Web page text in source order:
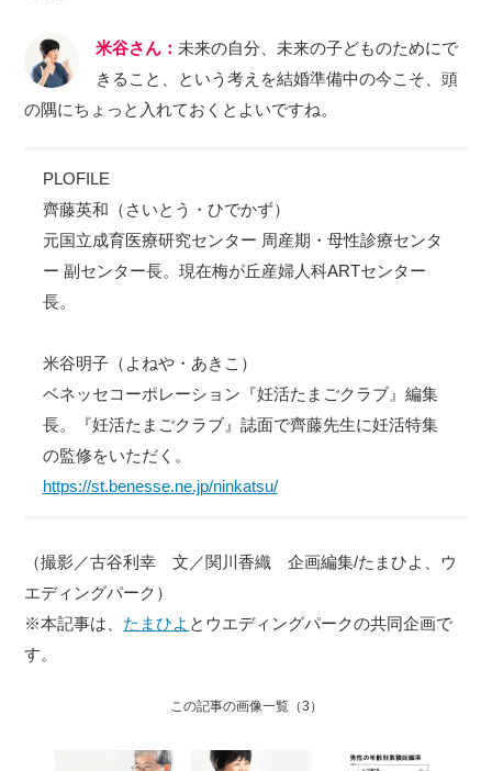
米谷さん：未来の自分、未来の子どものためにで
きること、という考えを結婚準備中の今こそ、頭
の隅にちょっと入れておくとよいですね。
PLOFILE
齊藤英和（さいとう・ひでかず）
元国立成育医療研究センター 周産期・母性診療センタ
ー 副センター長。現在梅が丘産婦人科ARTセンター
長。
米谷明子（よねや・あきこ）
ベネッセコーポレーション『妊活たまごクラブ』編集
長。『妊活たまごクラブ』誌面で齊藤先生に妊活特集
の監修をいただく。
https://st.benesse.ne.jp/ninkatsu/
（撮影／古谷利幸 文／関川香織 企画編集/たまひよ、ウ
エディングパーク）
※本記事は、 たまひよ とウエディングパークの共同企画で
す。
この記事の画像一覧（3）